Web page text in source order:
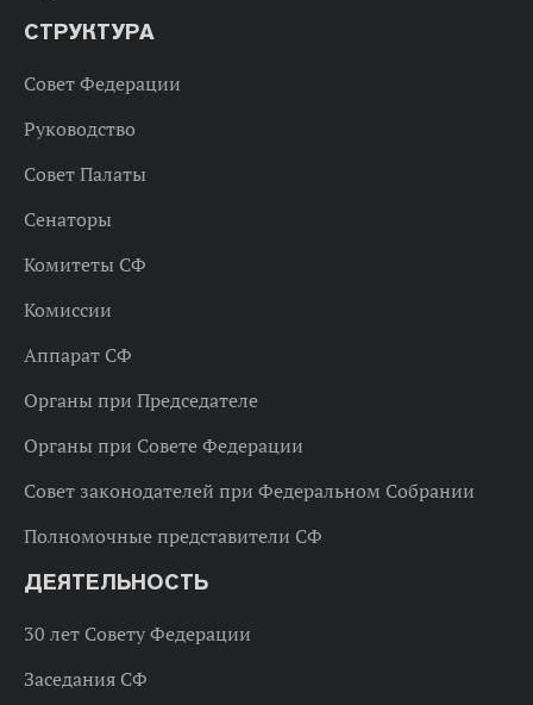
СТРУКТУРА
Совет Федерации
Руководство
Совет Палаты
Сенаторы
Комитеты СФ
Комиссии
Аппарат СФ
Органы при Председателе
Органы при Совете Федерации
Совет законодателей при Федеральном Собрании
Полномочные представители СФ
ДЕЯТЕЛЬНОСТЬ
30 лет Совету Федерации
Заседания СФ